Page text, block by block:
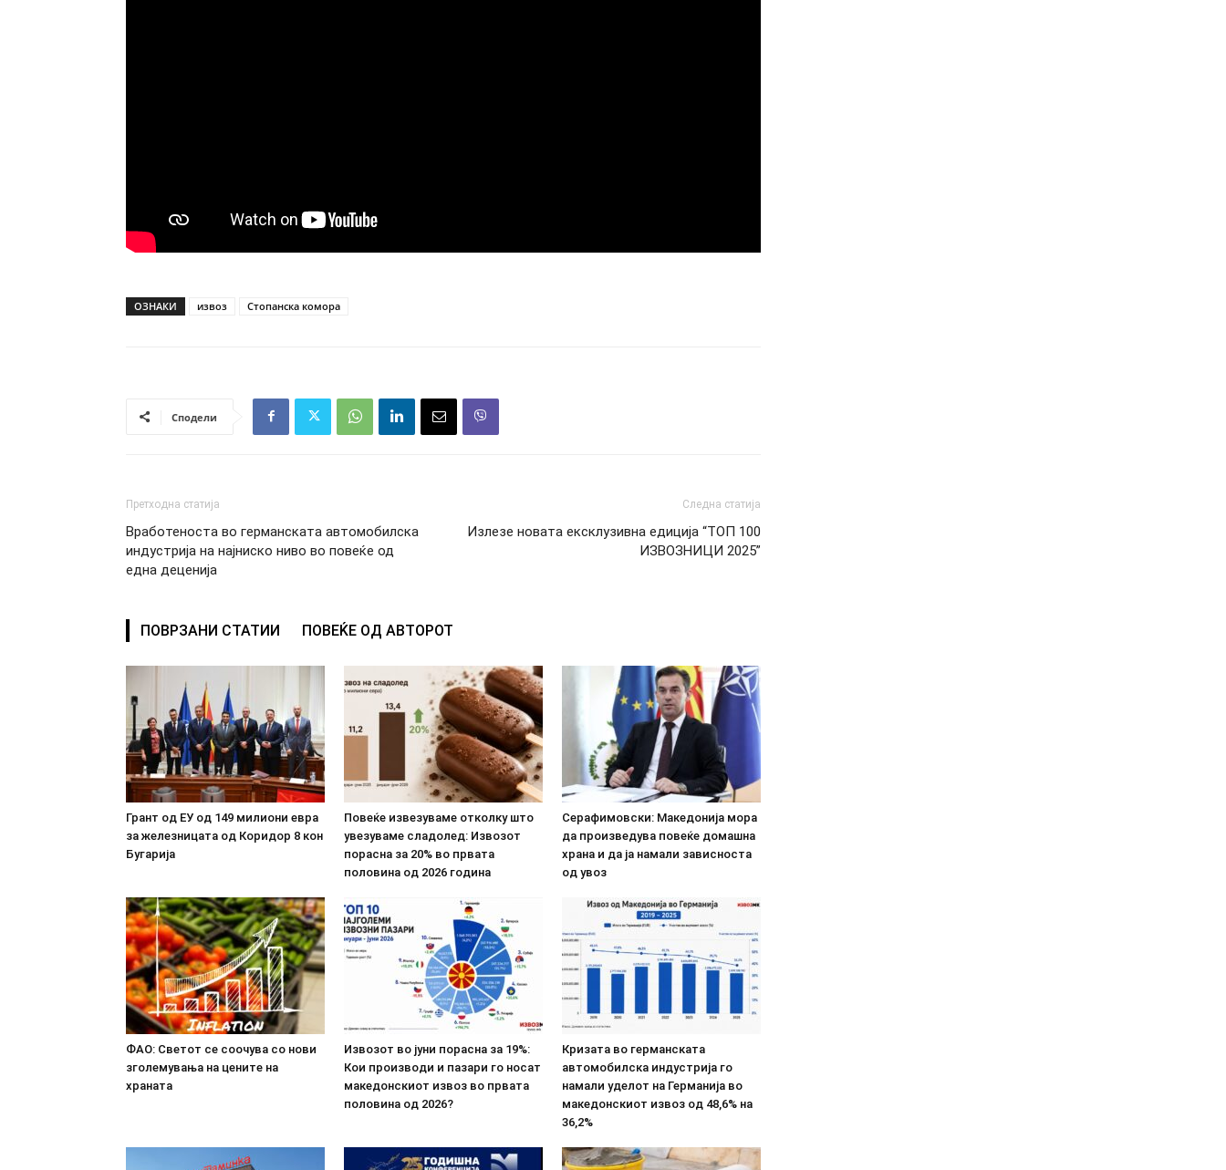
ОЗНАКИ извоз Стопанска комора
Сподели
Претходна статија
Вработеноста во германската автомобилска
индустрија на најниско ниво во повеќе од
една деценија
Следна статија
Излезе новата ексклузивна едиција “ТОП 100
ИЗВОЗНИЦИ 2025”
ПОВРЗАНИ СТАТИИ ПОВЕЌЕ ОД АВТОРОТ
Грант од ЕУ од 149 милиони евра
за железницата од Коридор 8 кон
Бугарија
Повеќе извезуваме отколку што
увезуваме сладолед: Извозот
порасна за 20% во првата
половина од 2026 година
Серафимовски: Македонија мора
да произведува повеќе домашна
храна и да ја намали зависноста
од увоз
ФАО: Светот се соочува со нови
зголемувања на цените на
храната
Извозот во јуни порасна за 19%:
Кои производи и пазари го носат
македонскиот извоз во првата
половина од 2026?
Кризата во германската
автомобилска индустрија го
намали уделот на Германија во
македонскиот извоз од 48,6% на
36,2%